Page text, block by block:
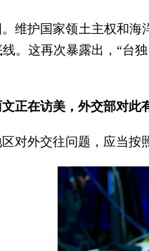
维护国家领土主权和
。这再次暴露出，“台
正在访美，外交部对此
对外交往问题，应当按